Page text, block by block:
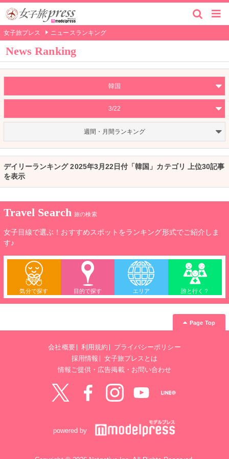
女子旅プレス ニュースランキング
News Ranking
韓国
3/22
週間・月間ランキング
デイリーランキング 2025年3月22日付「韓国」カテゴリ 上位30記事
を表示
Travel Search 旅の検索
女子目線で選ぶ！おすすめスポットをランキング形式でご紹介しま
す♪
気分で探す 目的で探す エリア 誰と行く？
Page Top
会社概要 利用規約
プライバシーポリシー
採用情報
女子旅プレスとは
情報ご提供・広告掲載・お問い合わせ
powered by